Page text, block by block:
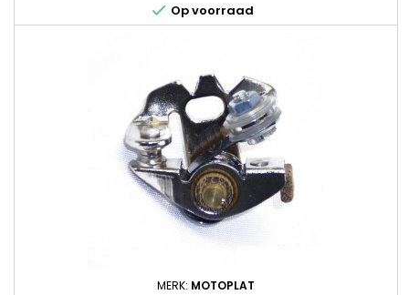
 Op voorraad
MERK: MOTOPLAT